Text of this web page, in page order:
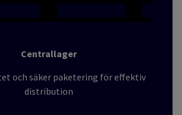
Centrallager
och säker paketering för effektiv
distribution